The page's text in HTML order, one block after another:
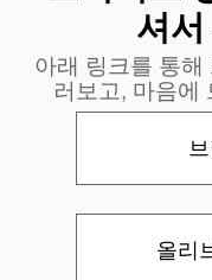
셔
아래 링크를 통
러보고, 마음에
올리